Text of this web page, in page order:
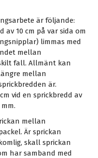
är följande:
av 10 cm på var sida om
limmas med
mellan
fall. Allmänt kan
mellan
är.
vid en sprickbredd av
mellan
Är sprickan
skall sprickan
har samband med